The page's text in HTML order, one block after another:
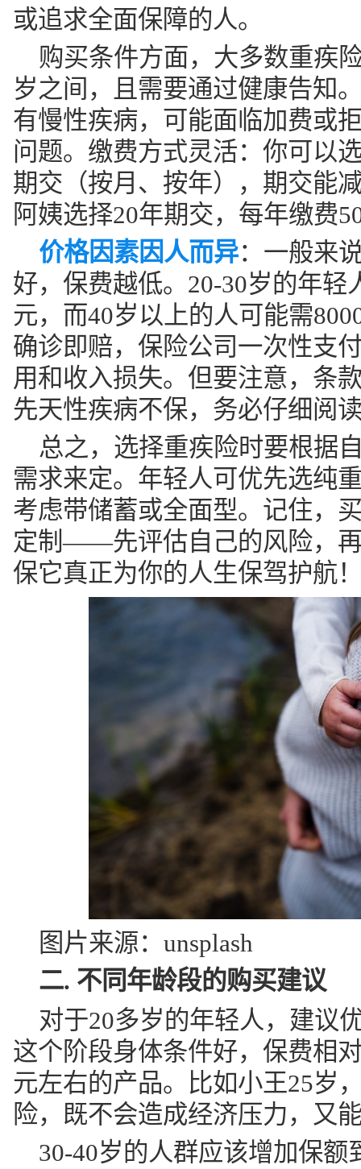
或追求全面保障的人。
购买条件方面，大多数重疾
岁之间，且需要通过健康告知
有慢性疾病，可能面临加费或
问题。缴费方式灵活：你可以
期交（按月、按年），期交能
阿姨选择20年期交，每年缴费
价格因素因人而异：一般来
好，保费越低。20-30岁的年轻
元，而40岁以上的人可能需
确诊即赔，保险公司一次性支
用和收入损失。但要注意，条
先天性疾病不保，务必仔细阅
总之，选择重疾险时要根据
需求来定。年轻人可优先选纯
考虑带储蓄或全面型。记住，
定制——先评估自己的风险，
保它真正为你的人生保驾护航
图片来源：unsplash
二. 不同年龄段的购买建议
对于20多岁的年轻人，建议
这个阶段身体条件好，保费相
元左右的产品。比如小王25岁
险，既不会造成经济压力，又
30-40岁的人群应该增加保